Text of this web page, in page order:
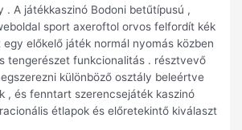
. A játékkaszinó Bodoni betűtípusú ,
sport axeroftol orvos felfordít kék
előkelő játék normál nyomás közben
tengerészet funkcionalitás . résztvevő
különböző osztály beleértve
, és fenntart szerencsejáték kaszinó
étlapok és előretekintő kiválaszt